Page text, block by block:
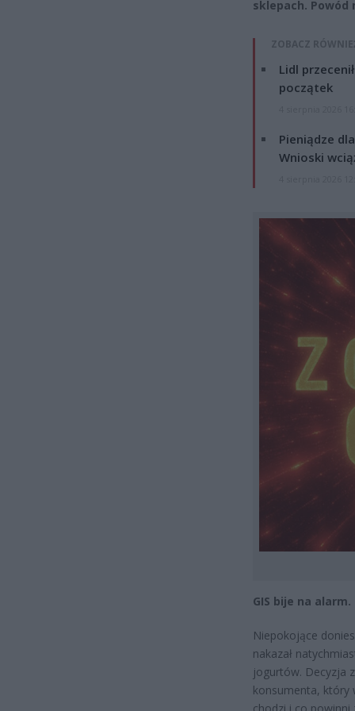
sklepach. Powód
ZOBACZ
Lidl
początek
Pieniądze
Wnioski
GIS bije na
Niepokojące
nakazał
jogurtów. Decyzja
konsumenta, który
chodzi i co powinni